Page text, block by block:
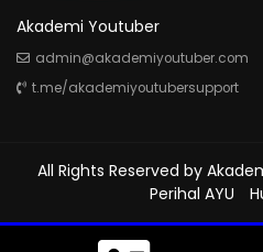
Akademi Youtuber
admin@akademiyoutuber.com
t.me/akademiyoutubersupport
All Rights Reserved by
Perihal AYU